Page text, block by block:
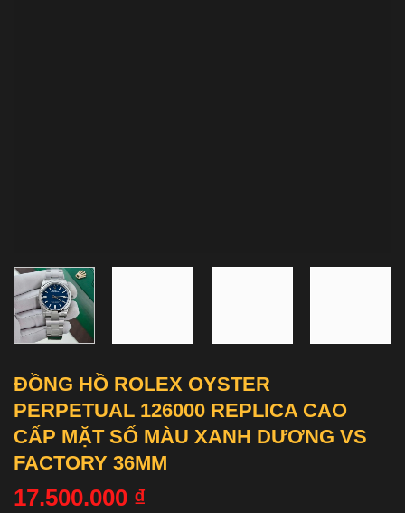
ĐỒNG HỒ ROLEX OYSTER
PERPETUAL 126000 REPLICA CAO
CẤP MẶT SỐ MÀU XANH DƯƠNG VS
FACTORY 36MM
17.500.000 ₫